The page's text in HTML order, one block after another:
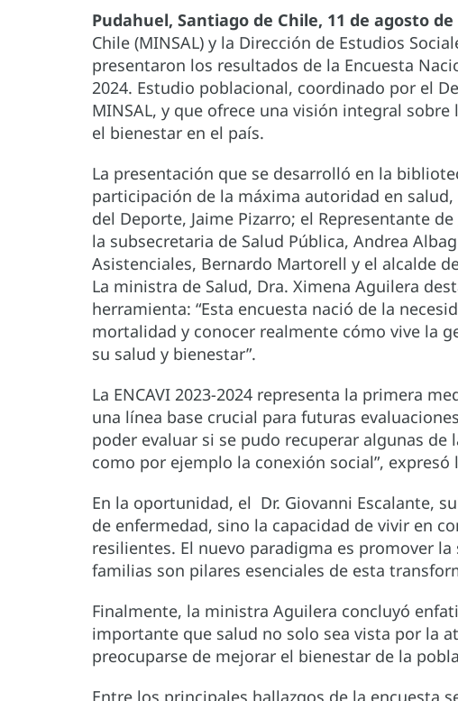
Pudahuel, Santiago de Chile, 11 de agosto de
Chile (MINSAL) y la Dirección de Estudios
presentaron los resultados de la Encuesta
2024. Estudio poblacional, coordinado por el
MINSAL, y que ofrece una visión integral
el bienestar en el país.
La presentación que se desarrolló en la
participación de la máxima autoridad en
del Deporte, Jaime Pizarro; el Representante de
la subsecretaria de Salud Pública, Andrea
Asistenciales, Bernardo Martorell y el alcalde
La ministra de Salud, Dra. Ximena Aguilera
herramienta: “Esta encuesta nació de la
mortalidad y conocer realmente cómo vive la
su salud y bienestar”.
La ENCAVI 2023-2024 representa la primera
una línea base crucial para futuras
poder evaluar si se pudo recuperar algunas de
como por ejemplo la conexión social”, expresó
En la oportunidad, el Dr. Giovanni Escalante,
de enfermedad, sino la capacidad de vivir en
resilientes. El nuevo paradigma es promover
familias son pilares esenciales de esta
Finalmente, la ministra Aguilera concluyó
importante que salud no solo sea vista por la
preocuparse de mejorar el bienestar de la
Entre los principales hallazgos de la encuesta